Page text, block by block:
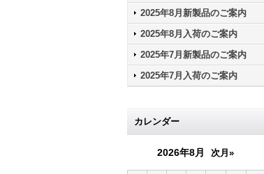
2025年8月新製品のご案内
2025年8月入荷のご案内
2025年7月新製品のご案内
2025年7月入荷のご案内
カレンダー
2026年8月 次月»